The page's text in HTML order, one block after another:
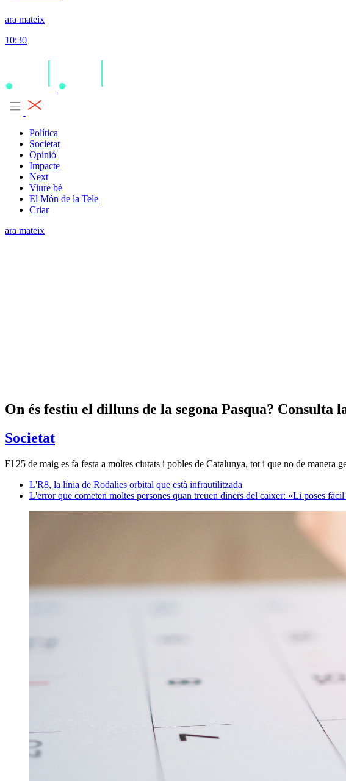
ara mateix
10:30
Política
Societat
Opinió
Impacte
Next
Viure bé
El Món de la Tele
Criar
ara mateix
On és festiu el dilluns de la segona Pasqua? Consulta
Societat
El 25 de maig es fa festa a moltes ciutats i pobles de Catalunya, tot i que no de manera
L'R8, la línia de Rodalies orbital que està infrautilitzada
L'error que cometen moltes persones quan treuen diners del caixer: «Li poses fàcil